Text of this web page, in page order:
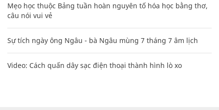
Mẹo học thuộc Bảng tuần hoàn nguyên tố hóa học bằng thơ,
câu nói vui vẻ
Sự tích ngày ông Ngâu - bà Ngâu mùng 7 tháng 7 âm lịch
Video: Cách quấn dây sạc điện thoại thành hình lò xo